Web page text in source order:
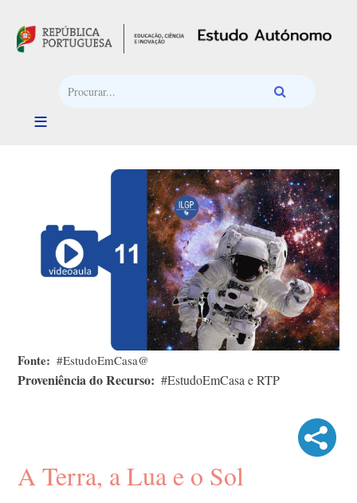
Fonte #EstudoEmCasa@
Proveniência do Recurso #EstudoEmCasa e RTP
A Terra, a Lua e o Sol